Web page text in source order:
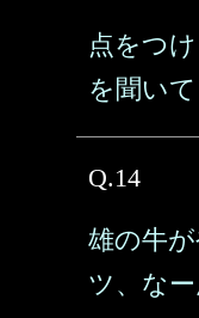
点をつ
を聞い
Q.14
雄の牛
ツ、なー